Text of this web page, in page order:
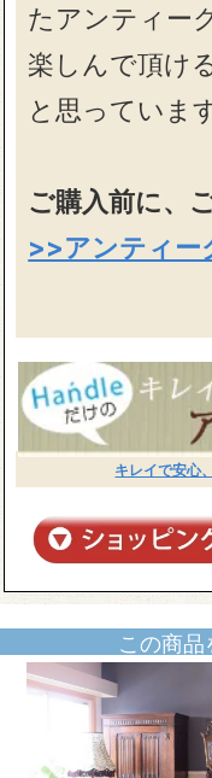
たアンティー
楽しんで頂け
と思っていま
ご購入前に、
>>アンティー
キレイで安心
この商